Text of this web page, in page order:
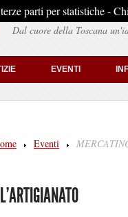
Dal cuore della Toscana
EVENTI
Eventi
parti per statistiche -